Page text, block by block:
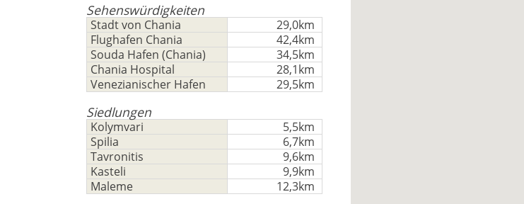
Sehenswürdigkeiten
Stadt von Chania
29,0km
Flughafen Chania
42,4km
Souda Hafen (Chania)
34,5km
Chania Hospital
28,1km
Venezianischer Hafen
29,5km
Siedlungen
Kolymvari
5,5km
Spilia
6,7km
Tavronitis
9,6km
Kasteli
9,9km
Maleme
12,3km